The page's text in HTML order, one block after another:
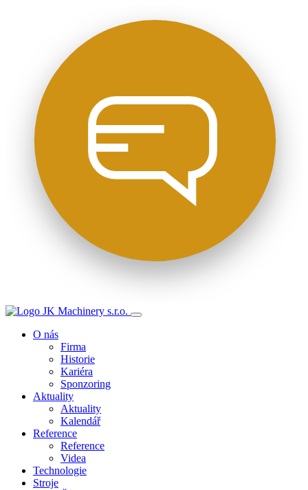
O nás
Firma
Historie
Kariéra
Sponzoring
Aktuality
Aktuality
Kalendář
Reference
Reference
Videa
Technologie
Stroje